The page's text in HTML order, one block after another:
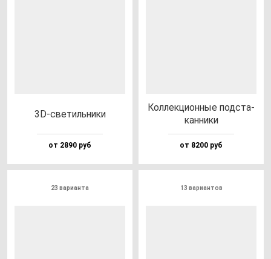
3D-све­тиль­ни­ки
от 2890 руб
Кол­лек­ци­он­ные под­ста­
кан­ни­ки
от 8200 руб
23 варианта 13 вариантов